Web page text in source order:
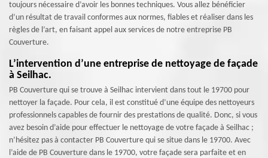
toujours nécessaire d’avoir les bonnes techniques. Vous allez bénéficier
d’un résultat de travail conformes aux normes, fiables et réaliser dans les
règles de l’art, en faisant appel aux services de notre entreprise PB
Couverture.
L’intervention d’une entreprise de nettoyage de façade
à Seilhac.
PB Couverture qui se trouve à Seilhac intervient dans tout le 19700 pour
nettoyer la façade. Pour cela, il est constitué d’une équipe des nettoyeurs
professionnels capables de fournir des prestations de qualité. Donc, si vous
avez besoin d’aide pour effectuer le nettoyage de votre façade à Seilhac ;
n’hésitez pas à contacter PB Couverture qui se situe dans le 19700. Avec
l’aide de PB Couverture dans le 19700, votre façade sera parfaite et en